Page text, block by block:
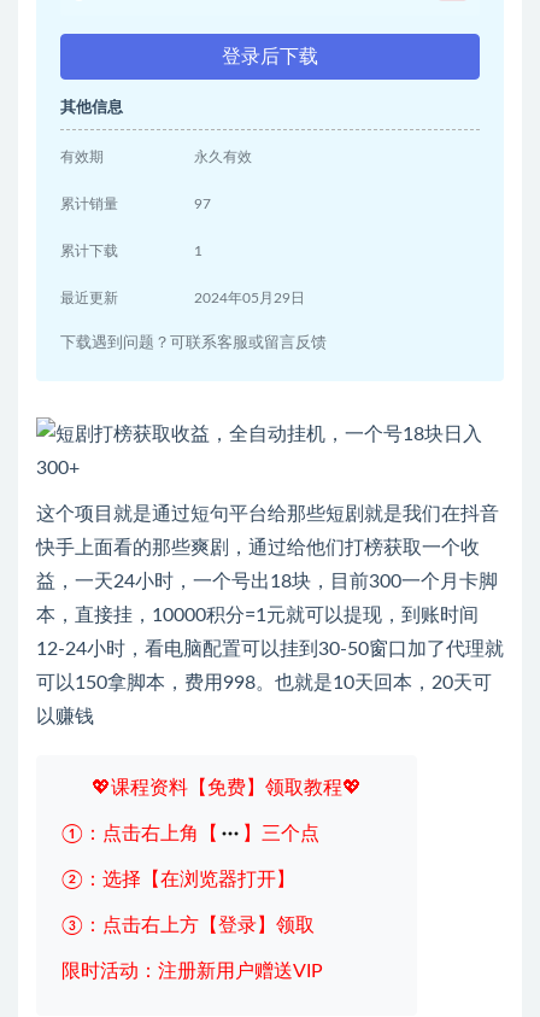
登录后下载
其他信息
有效期 永久有效
累计销量 97
累计下载 1
最近更新 2024年05月29日
下载遇到问题？可联系客服或留言反馈
这个项目就是通过短句平台给那些短剧就是我们在抖音
快手上面看的那些爽剧，通过给他们打榜获取一个收
益，一天24小时，一个号出18块，目前300一个月卡脚
本，直接挂，10000积分=1元就可以提现，到账时间
12-24小时，看电脑配置可以挂到30-50窗口加了代理就
可以150拿脚本，费用998。也就是10天回本，20天可
以赚钱
💖课程资料【免费】领取教程💖
①：点击右上角【 】三个点
②：选择【在浏览器打开】
③：点击右上方【登录】领取
限时活动：注册新用户赠送VIP